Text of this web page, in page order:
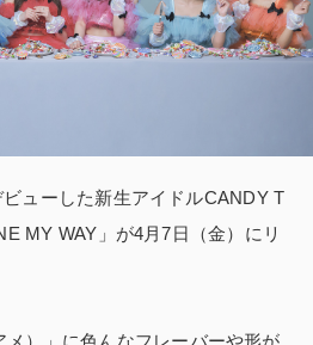
ューした新生アイドルCANDY T
MY WAY」が4月7日（金）にリ